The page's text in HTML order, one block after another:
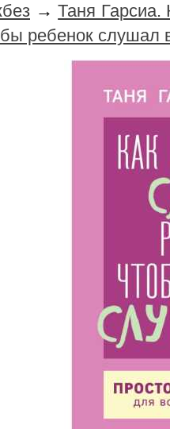
→Таня Гарсиа.
ребенок слушал